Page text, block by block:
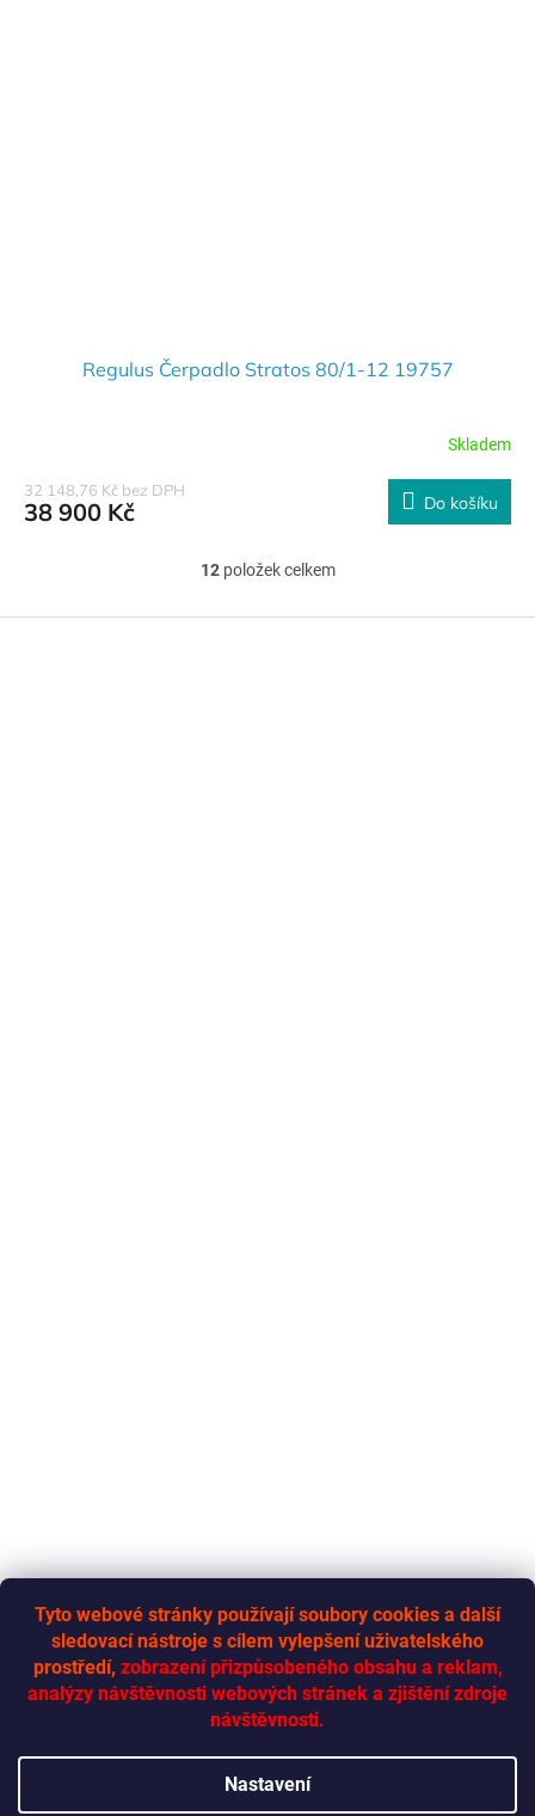
Tyto webové stránky používají soubory cookies a další
sledovací nástroje s cílem vylepšení uživatelského
prostředí, zobrazení přizpůsobeného obsahu a reklam,
analýzy návštěvnosti webových stránek a zjištění zdroje
návštěvnosti.
Nastavení
Regulus Čerpadlo Stratos 80/1-12 19757
Skladem
32 148,76 Kč bez DPH
38 900 Kč Do košíku
O
l
12položek celkem
Z
RYCHLÁ-DODÁVKA.CZ